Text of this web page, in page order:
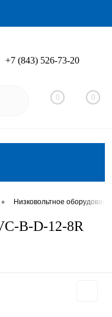
Вход
+7 (843) 526-73-20
0 0
• Низковольтное
В-D-12-8R